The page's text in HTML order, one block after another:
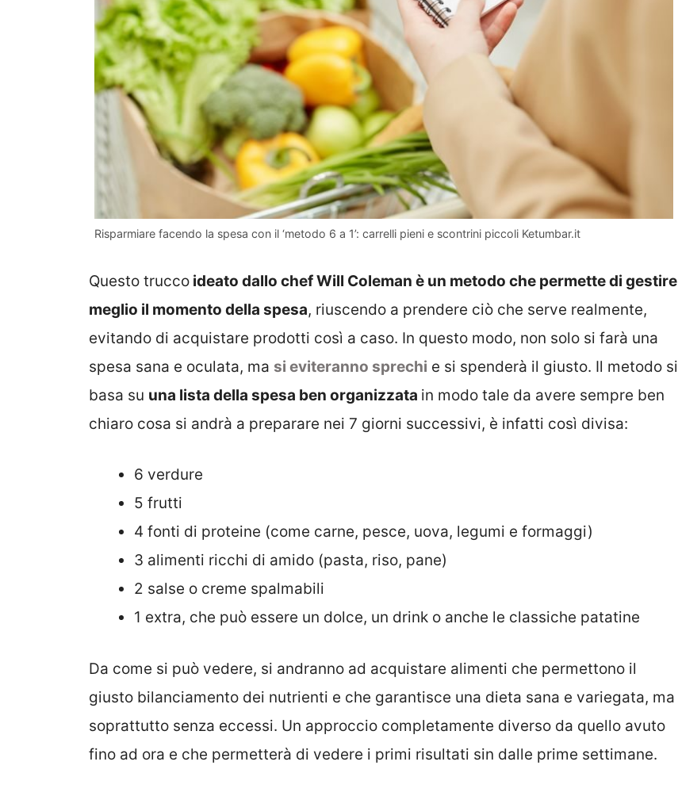
Risparmiare facendo la spesa con il ‘metodo 6 a 1’: carrelli pieni e scontrini piccoli Ketumbar.it
Questo trucco ideato dallo chef Will Coleman è un metodo che permette di gestire
meglio il momento della spesa, riuscendo a prendere ciò che serve realmente,
evitando di acquistare prodotti così a caso. In questo modo, non solo si farà una
spesa sana e oculata, ma si eviteranno sprechi e si spenderà il giusto. Il metodo si
basa su una lista della spesa ben organizzata in modo tale da avere sempre ben
chiaro cosa si andrà a preparare nei 7 giorni successivi, è infatti così divisa:
6 verdure
5 frutti
4 fonti di proteine (come carne, pesce, uova, legumi e formaggi)
3 alimenti ricchi di amido (pasta, riso, pane)
2 salse o creme spalmabili
1 extra, che può essere un dolce, un drink o anche le classiche patatine
Da come si può vedere, si andranno ad acquistare alimenti che permettono il
giusto bilanciamento dei nutrienti e che garantisce una dieta sana e variegata, ma
soprattutto senza eccessi. Un approccio completamente diverso da quello avuto
fino ad ora e che permetterà di vedere i primi risultati sin dalle prime settimane.